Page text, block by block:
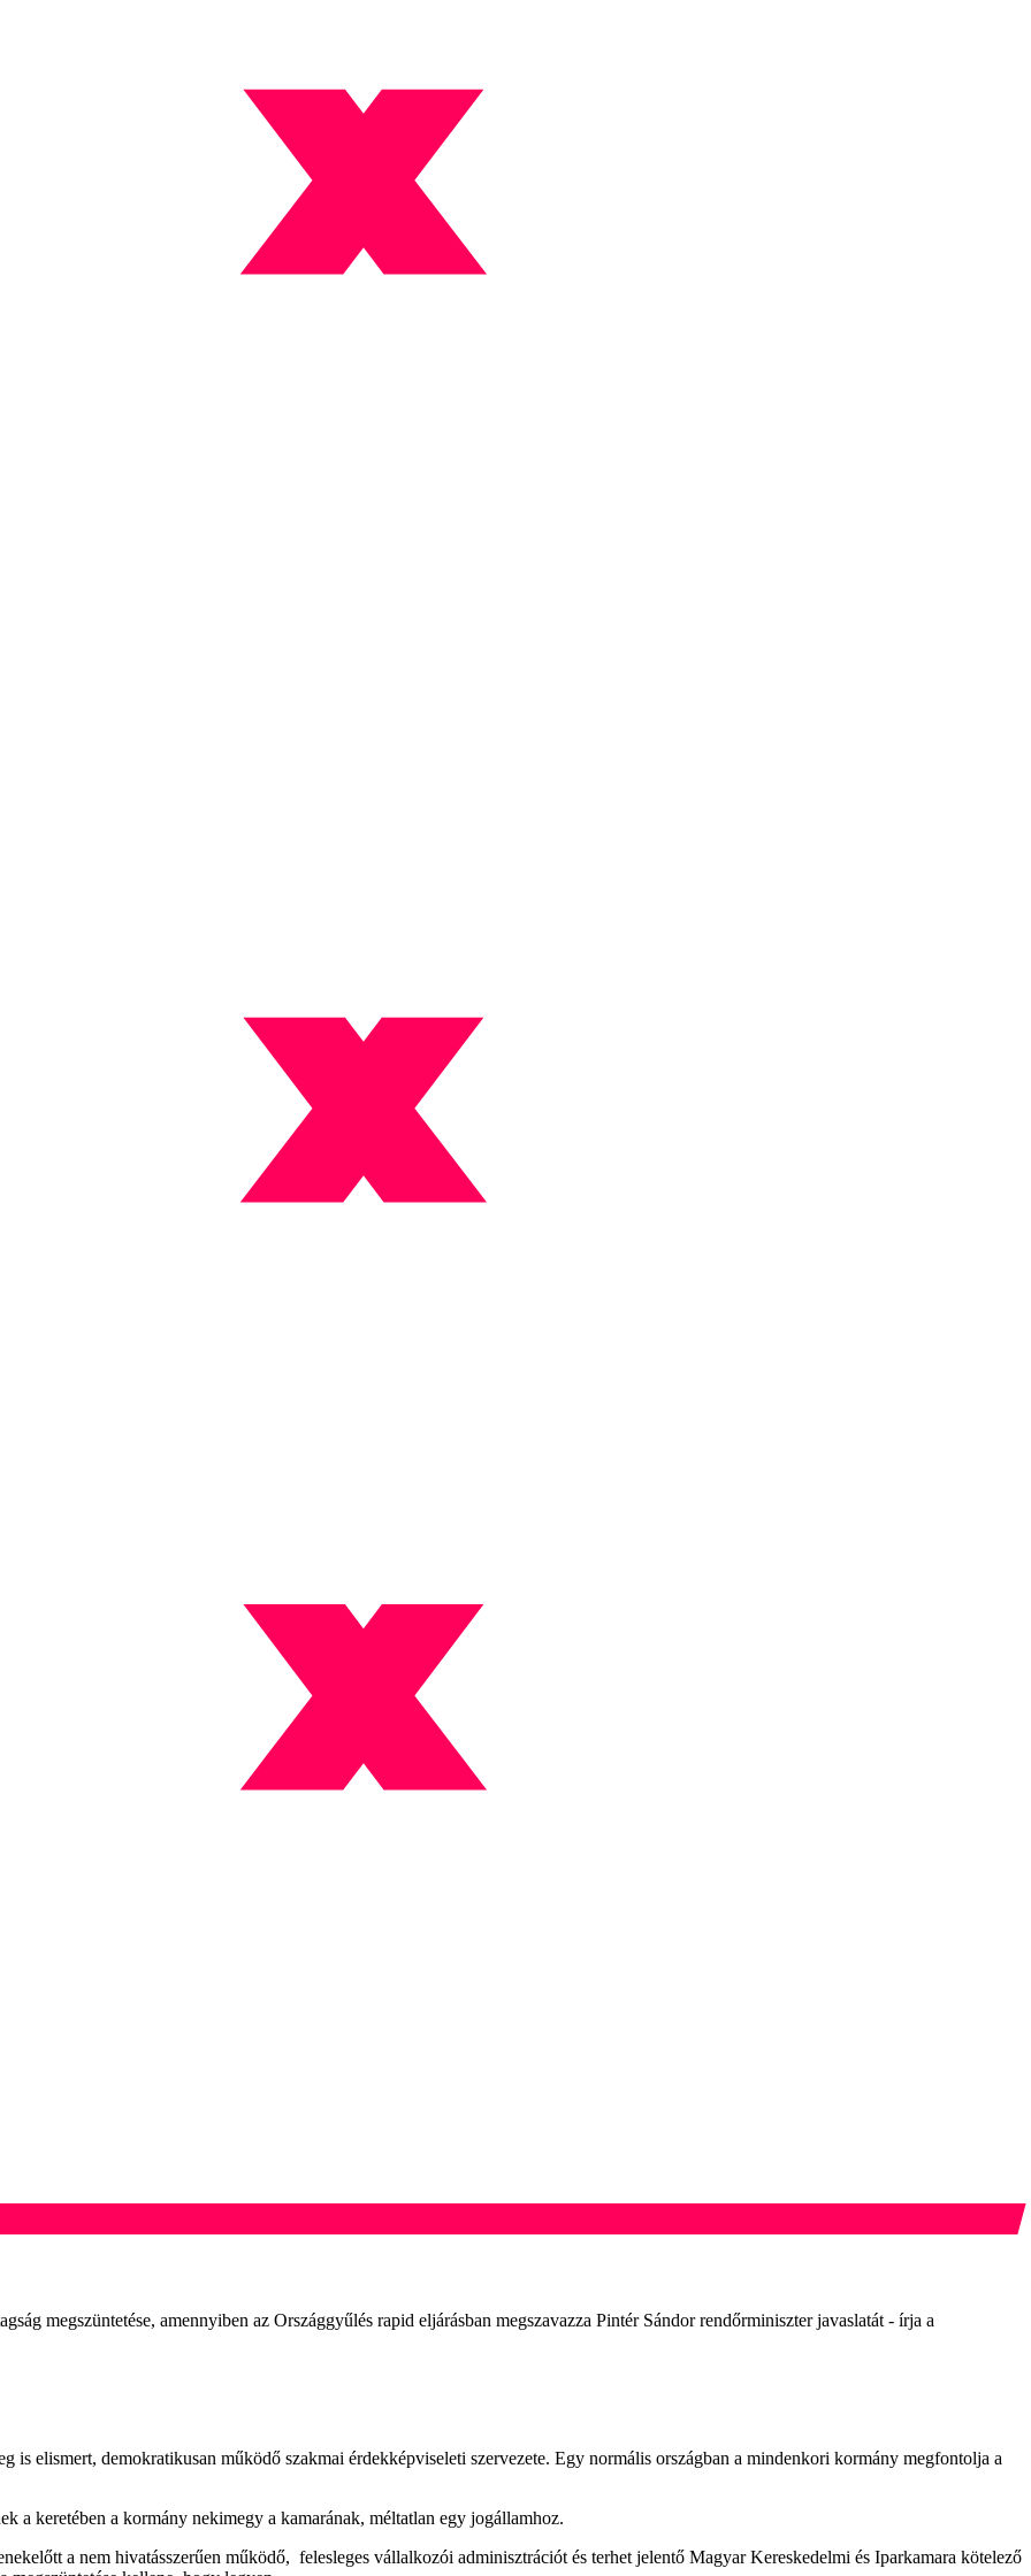
megszüntetése, amennyiben az Országgyűlés rapid eljárásban megszavazza Pintér Sándor rendőrminiszter javaslatát - írja a
is elismert, demokratikusan működő szakmai érdekképviseleti szervezete. Egy normális országban a mindenkori kormány megfontolja a
a keretében a kormány nekimegy a kamarának, méltatlan egy jogállamhoz.
a nem hivatásszerűen működő, felesleges vállalkozói adminisztrációt és terhet jelentő Magyar Kereskedelmi és Iparkamara kötelező